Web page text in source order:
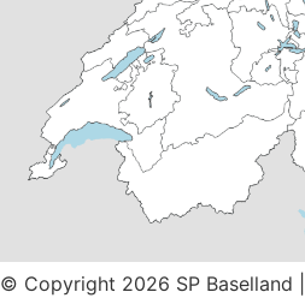
© Copyright 2026 SP Baselland